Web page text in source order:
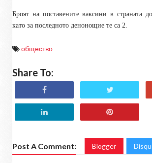
Броят на поставените ваксини в страната
като за последното денонощие те са 2.
общество
Share To:
Post A Comment: Blogger